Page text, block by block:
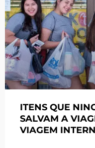
ITENS QUE
SALVAM A
VIAGEM